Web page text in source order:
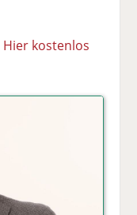
Hier kostenlos